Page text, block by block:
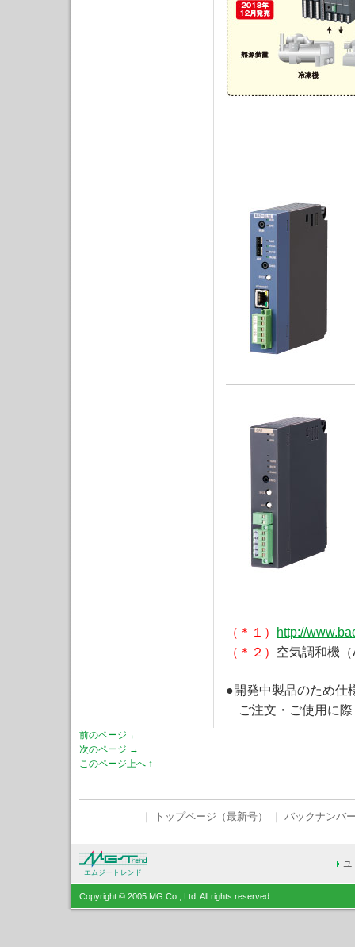
（＊１） http://
（＊２） 空気調和機
●開発中製品のため仕
ご注文・ご使用に際
前のページ ←
次のページ →
このページ上へ ↑
トップページ（最新号） バックナンバ
エムジートレンド
Copyright © 2005 MG Co., Ltd. All rights reserved.